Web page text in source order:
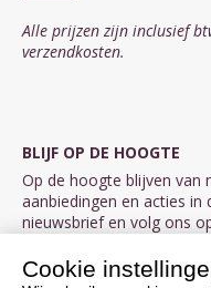
Alle prijzen zijn inclusief
verzendkosten.
BLIJF OP DE HOOGTE
Op de hoogte blijven van
aanbiedingen en acties in
nieuwsbrief en volg ons
Cookie